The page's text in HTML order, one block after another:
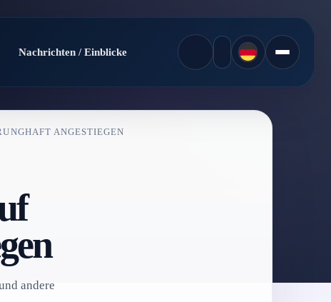
Nachrichten / Einblicke
ANGESTIEGEN
andere